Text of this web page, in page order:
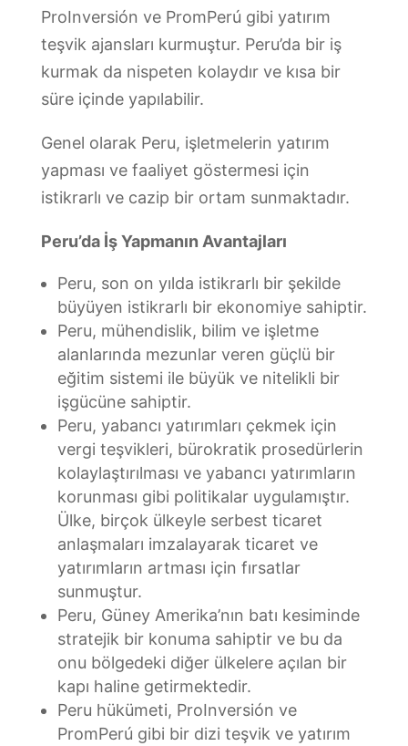
ProInversión ve PromPerú gibi yatırım
teşvik ajansları kurmuştur. Peru’da bir iş
kurmak da nispeten kolaydır ve kısa bir
süre içinde yapılabilir.
Genel olarak Peru, işletmelerin yatırım
yapması ve faaliyet göstermesi için
istikrarlı ve cazip bir ortam sunmaktadır.
Peru’da İş Yapmanın Avantajları
Peru, son on yılda istikrarlı bir şekilde
büyüyen istikrarlı bir ekonomiye sahiptir.
Peru, mühendislik, bilim ve işletme
alanlarında mezunlar veren güçlü bir
eğitim sistemi ile büyük ve nitelikli bir
işgücüne sahiptir.
Peru, yabancı yatırımları çekmek için
vergi teşvikleri, bürokratik prosedürlerin
kolaylaştırılması ve yabancı yatırımların
korunması gibi politikalar uygulamıştır.
Ülke, birçok ülkeyle serbest ticaret
anlaşmaları imzalayarak ticaret ve
yatırımların artması için fırsatlar
sunmuştur.
Peru, Güney Amerika’nın batı kesiminde
stratejik bir konuma sahiptir ve bu da
onu bölgedeki diğer ülkelere açılan bir
kapı haline getirmektedir.
Peru hükümeti, ProInversión ve
PromPerú gibi bir dizi teşvik ve yatırım